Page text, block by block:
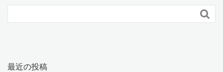

最近の投稿